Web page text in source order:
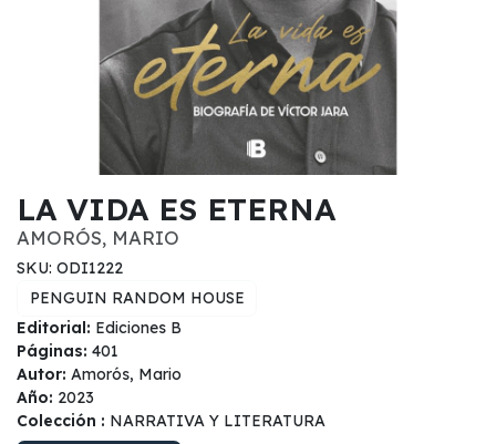
LA VIDA ES ETERNA
AMORÓS, MARIO
SKU: ODI1222
PENGUIN RANDOM HOUSE
Editorial: Ediciones B
Páginas: 401
Autor: Amorós, Mario
Año: 2023
Colección : NARRATIVA Y LITERATURA